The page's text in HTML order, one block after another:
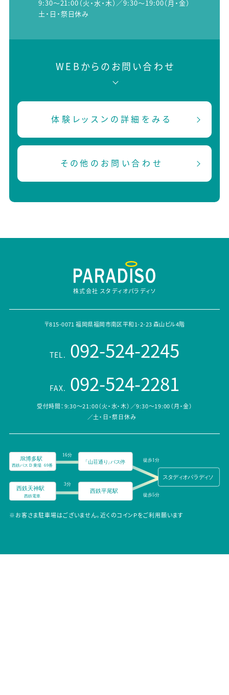
9:30～21:00（火・水・木）／9:30～19:00（月・金）
土・日・祭日休み
WEBからのお問い合わせ
体験レッスンの詳細をみる
その他のお問い合わせ
株式会社 スタディオパラディソ
〒815-0071 福岡県福岡市南区平和1-2-23 森山ビル4階
TEL. 092-524-2245
FAX. 092-524-2281
受付時間：9:30～21:00（火・水・木）／9:30～19:00（月・金）
／土・日・祭日休み
※お客さま駐車場はございません。近くのコインPをご利用願います